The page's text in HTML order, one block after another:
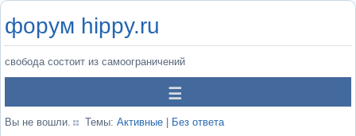
форум hippy.ru
свобода состоит из самоограничений
Вы не вошли. Темы: Активные Без ответа